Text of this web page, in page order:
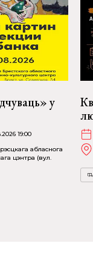
у
19:00
абласнога
цэнтра (вул.